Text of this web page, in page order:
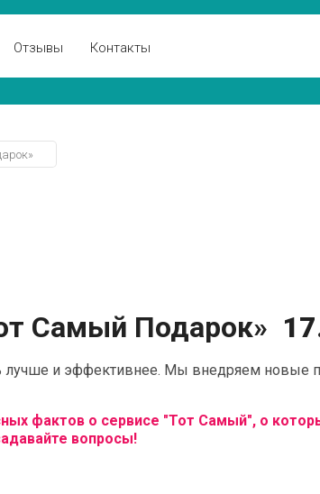
Отзывы Контакты
Самый Подарок»
и эффективнее. Мы внедряем новые
фактов о сервисе "Тот Самый", о
вопросы!